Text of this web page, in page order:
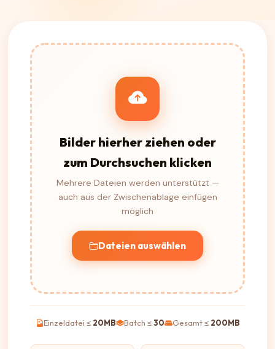
Bilder hierher ziehen oder
zum Durchsuchen klicken
Mehrere Dateien werden unterstützt —
auch aus der Zwischenablage einfügen
möglich
Dateien auswählen
Einzeldatei ≤ 20MB Batch ≤ 30 Gesamt ≤ 200MB